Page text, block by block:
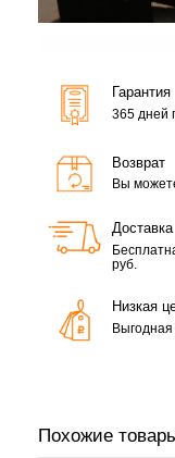
Гарантия
365 дней
Возврат
Вы
Доставка
руб.
Низкая
Похожие